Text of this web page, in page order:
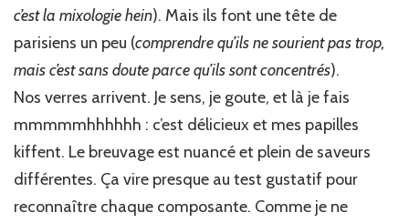
c’est la mixologie hein). Mais ils font une tête de
parisiens un peu (comprendre qu’ils ne sourient pas trop,
mais c’est sans doute parce qu’ils sont concentrés).
Nos verres arrivent. Je sens, je goute, et là je fais
mmmmmhhhhhh : c’est délicieux et mes papilles
kiffent. Le breuvage est nuancé et plein de saveurs
différentes. Ça vire presque au test gustatif pour
reconnaître chaque composante. Comme je ne